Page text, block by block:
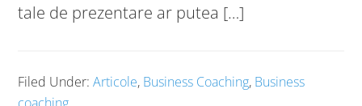
tale de prezentare ar putea […]
Filed Under:Articole, Business Coaching, Business